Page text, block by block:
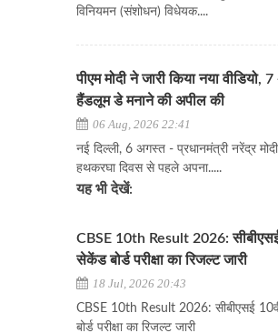
विनियमन (संशोधन) विधेयक....
पीएम मोदी ने जारी किया नया वीडियो,
हैंडलूम डे मनाने की अपील की
06 Aug, 2026 22:41
नई दिल्ली, 6 अगस्त - प्रधानमंत्री नरेंद्र मोदी
हथकरघा दिवस से पहले अपना.....
यह भी देखें:
CBSE 10th Result 2026:
सेकेंड बोर्ड परीक्षा का रिजल्ट जारी
18 Jul, 2026 20:43
CBSE 10th Result 2026: सीबीएसई
बोर्ड परीक्षा का रिजल्ट जारी